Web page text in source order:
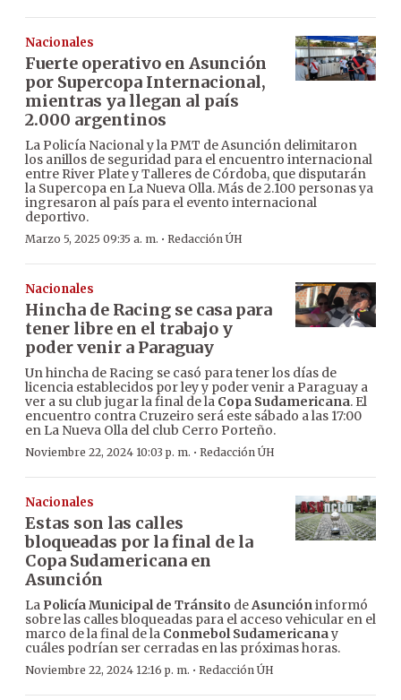
Nacionales
Fuerte operativo en Asunción
por Supercopa Internacional,
mientras ya llegan al país
2.000 argentinos
La Policía Nacional y la PMT de Asunción delimitaron
los anillos de seguridad para el encuentro internacional
entre River Plate y Talleres de Córdoba, que disputarán
la Supercopa en La Nueva Olla. Más de 2.100 personas ya
ingresaron al país para el evento internacional
deportivo.
Marzo 5, 2025 09:35 a. m. · Redacción ÚH
Nacionales
Hincha de Racing se casa para
tener libre en el trabajo y
poder venir a Paraguay
Un hincha de Racing se casó para tener los días de
licencia establecidos por ley y poder venir a Paraguay a
ver a su club jugar la final de la Copa Sudamericana. El
encuentro contra Cruzeiro será este sábado a las 17:00
en La Nueva Olla del club Cerro Porteño.
Noviembre 22, 2024 10:03 p. m. · Redacción ÚH
Nacionales
Estas son las calles
bloqueadas por la final de la
Copa Sudamericana en
Asunción
La Policía Municipal de Tránsito deAsuncióninformó
sobre las calles bloqueadas para el acceso vehicular en el
marco de la final de la Conmebol Sudamericanay
cuáles podrían ser cerradas en las próximas horas.
Noviembre 22, 2024 12:16 p. m. · Redacción ÚH